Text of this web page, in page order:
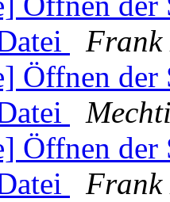
Frank
Öffnen
Öffnen
Frank